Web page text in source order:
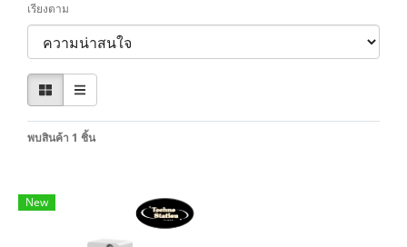
เรียงตาม
พบสินค้า 1 ชิ้น
New